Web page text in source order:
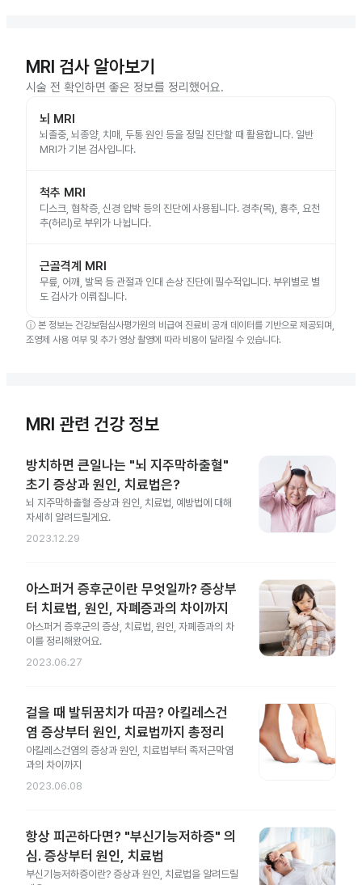
MRI 검사 알아보기
시술 전 확인하면 좋은 정보를 정리했어요.
뇌 MRI
뇌졸중, 뇌종양, 치매, 두통 원인 등을 정밀 진단할 때 활용합니다. 일반
MRI가 기본 검사입니다.
척추 MRI
디스크, 협착증, 신경 압박 등의 진단에 사용됩니다. 경추(목), 흉추, 요천
추(허리)로 부위가 나뉩니다.
근골격계 MRI
무릎, 어깨, 발목 등 관절과 인대 손상 진단에 필수적입니다. 부위별로 별
도 검사가 이뤄집니다.
ⓘ 본 정보는 건강보험심사평가원의 비급여 진료비 공개 데이터를 기반으로 제공되며,
조영제 사용 여부 및 추가 영상 촬영에 따라 비용이 달라질 수 있습니다.
MRI 관련 건강 정보
방치하면 큰일나는 "뇌 지주막하출혈"
초기 증상과 원인, 치료법은?
뇌 지주막하출혈 증상과 원인, 치료법, 예방법에 대해
자세히 알려드릴게요.
2023.12.29
아스퍼거 증후군이란 무엇일까? 증상부
터 치료법, 원인, 자폐증과의 차이까지
아스퍼거 증후군의 증상, 치료법, 원인, 자폐증과의 차
이를 정리해왔어요.
2023.06.27
걸을 때 발뒤꿈치가 따끔? 아킬레스건
염 증상부터 원인, 치료법까지 총정리
아킬레스건염의 증상과 원인, 치료법부터 족저근막염
과의 차이까지
2023.06.08
항상 피곤하다면? "부신기능저하증" 의
심. 증상부터 원인, 치료법
부신기능저하증이란? 증상과 원인, 치료법을 알려드릴